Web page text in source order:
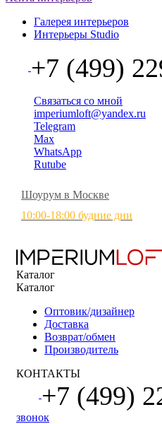
Галерея интерьеров
Интерьеры Studio
+7 (499)
Связаться со мной
imperiumloft@yandex.ru
Telegram
Max
WhatsApp
Rutube
Шоурум в Москве
10:00-18:00 будние дни
Каталог
Каталог
Оптовик/дизайнер
Доставка
Возврат/обмен
Производитель
КОНТАКТЫ
+7 (499)
звонок